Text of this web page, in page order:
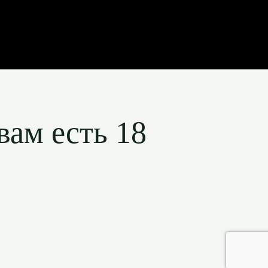
есть 18